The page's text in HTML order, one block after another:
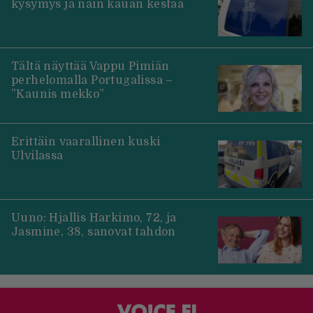
kysymys ja näin kauan kestää
Tältä näyttää Vappu Pimiän
perhelomalla Portugalissa –
”Kaunis mekko”
Erittäin vaarallinen kuski
Ulvilassa
Uuno: Hjallis Harkimo, 72, ja
Jasmine, 38, sanovat tahdon